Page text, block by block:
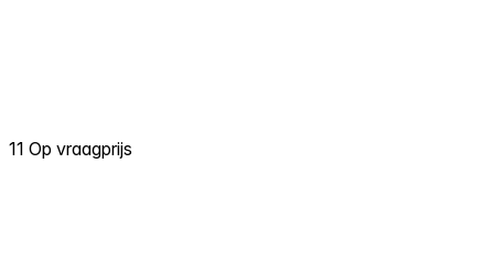
11 Op vraagprijs